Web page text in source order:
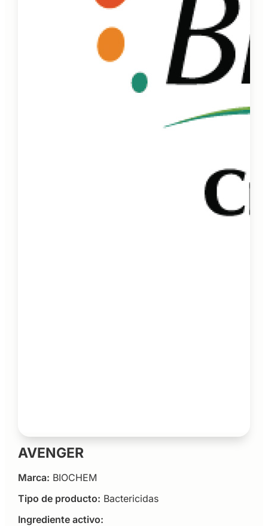
AVENGER
Marca: BIOCHEM
Tipo de producto: Bactericidas
Ingrediente activo: